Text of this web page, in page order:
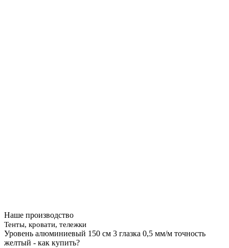
Наше производство
Тенты, кровати, тележки
Уровень алюминиевый 150 см 3 глазка 0,5 мм/м точность
желтый - как купить?